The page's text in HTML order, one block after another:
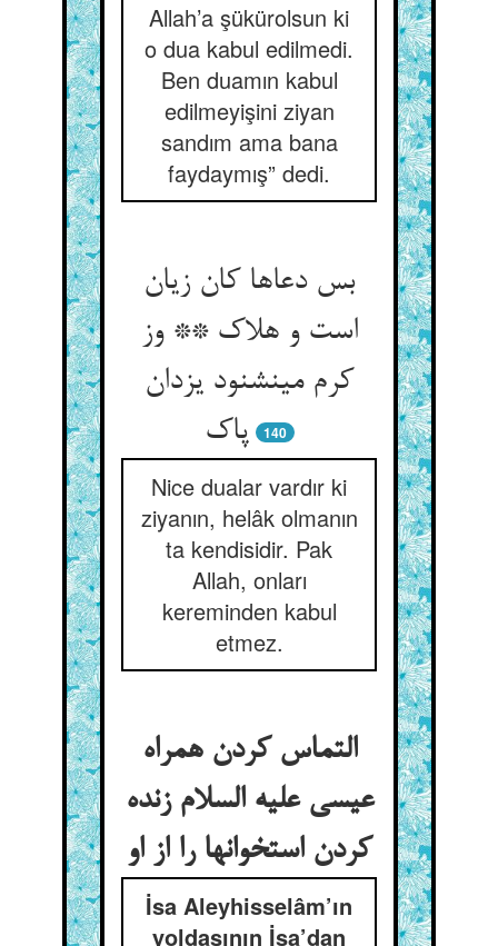
Allah’a şükürolsun ki
o dua kabul edilmedi.
Ben duamın kabul
edilmeyişini ziyan
sandım ama bana
faydaymış” dedi.
بس دعاها کان زیان
است و هلاک ** وز
کرم می‏نشنود یزدان
پاک‏
140
Nice dualar vardır ki
ziyanın, helâk olmanın
ta kendisidir. Pak
Allah, onları
kereminden kabul
etmez.
التماس کردن همراه
عیسی علیه السلام زنده
کردن استخوانها را از او
İsa Aleyhisselâm’ın
yoldaşının İsa’dan